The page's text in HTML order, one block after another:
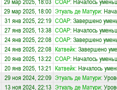
29 мар 2025, 18:00 Этуаль де Матури:
31 янв 2025, 22:19 СОАР: Завершено
27 янв 2025, 13:38 СОАР: Началось
24 янв 2025, 22:08 СОАР: Завершено
24 янв 2025, 22:08 Катвейк: Завершено
20 янв 2025, 13:22 СОАР: Началось
20 янв 2025, 13:21 Катвейк: Началось
29 ноя 2024, 22:09 Этуаль де Матури:
13 ноя 2024, 22:13 Этуаль де Матури: